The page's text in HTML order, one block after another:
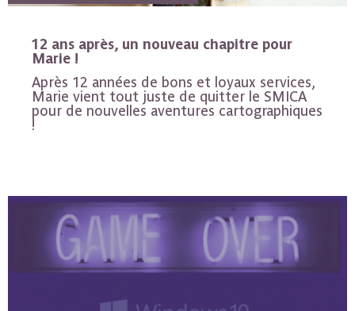
12 ans après, un nouveau chapitre pour
Marie !
Après 12 années de bons et loyaux services,
Marie vient tout juste de quitter le SMICA
pour de nouvelles aventures cartographiques
!